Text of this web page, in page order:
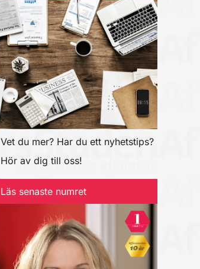
Vet du mer? Har du ett nyhetstips?
Hör av dig till oss!
Läs senaste numret